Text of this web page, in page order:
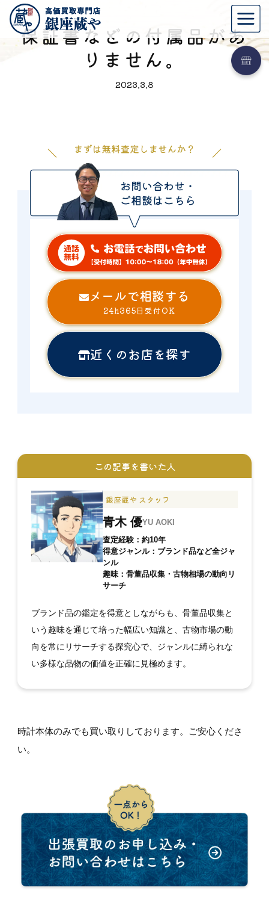
保証書などの付属品があ
りません。
2023.3.8
メールで相談する
24h365日受付OK
近くのお店を探す
この記事を書いた人
銀座蔵や スタッフ
青木 優YU AOKI
査定経験：約10年
得意ジャンル：ブランド品など全ジャ
ンル
趣味：骨董品収集・古物相場の動向リ
サーチ
ブランド品の鑑定を得意としながらも、骨董品収集と
いう趣味を通じて培った幅広い知識と、古物市場の動
向を常にリサーチする探究心で、ジャンルに縛られな
い多様な品物の価値を正確に見極めます。
時計本体のみでも買い取りしております。ご安心くださ
い。